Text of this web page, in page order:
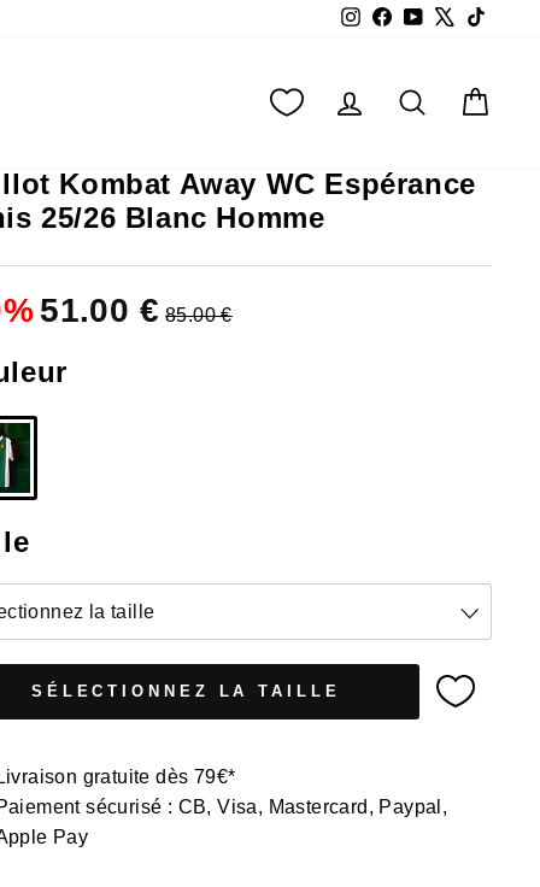
Instagram
Facebook
YouTube
SE CONNECTER
Kombat Away WC Espérance
25/26 Blanc Homme
%51.00 € 85.00 €
la taille
SÉLECTIONNEZ LA TAILLE
gratuite dès 79€*
sécurisé : CB, Visa, Mastercard, Paypal,
Pay